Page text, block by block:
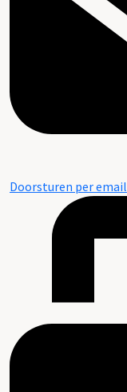
Doorsturen per email